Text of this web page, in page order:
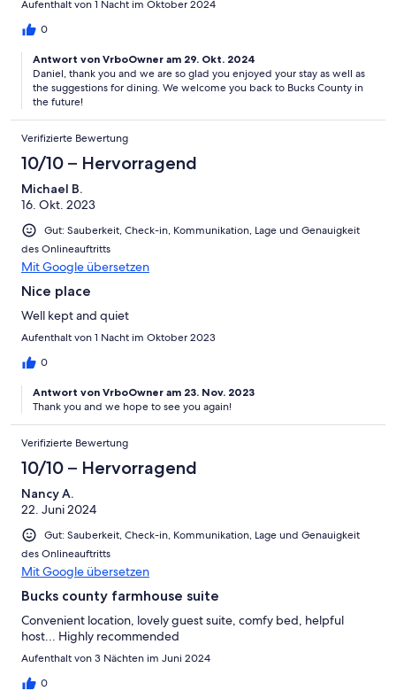
Aufenthalt von 1 Nacht im Oktober 2024
0
Antwort von VrboOwner am 29. Okt. 2024
Daniel, thank you and we are so glad you enjoyed your stay as well as
the suggestions for dining. We welcome you back to Bucks County in
the future!
Verifizierte Bewertung
10/10 – Hervorragend
Michael B.
16. Okt. 2023
Gut: Sauberkeit, Check-in, Kommunikation, Lage und Genauigkeit
des Onlineauftritts
Mit Google übersetzen
Nice place
Well kept and quiet
Aufenthalt von 1 Nacht im Oktober 2023
0
Antwort von VrboOwner am 23. Nov. 2023
Thank you and we hope to see you again!
Verifizierte Bewertung
10/10 – Hervorragend
Nancy A.
22. Juni 2024
Gut: Sauberkeit, Check-in, Kommunikation, Lage und Genauigkeit
des Onlineauftritts
Mit Google übersetzen
Bucks county farmhouse suite
Convenient location, lovely guest suite, comfy bed, helpful
host... Highly recommended
Aufenthalt von 3 Nächten im Juni 2024
0